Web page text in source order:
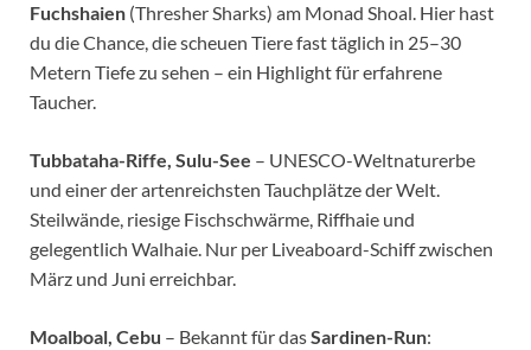
Fuchshaien (Thresher Sharks) am Monad Shoal. Hier hast
du die Chance, die scheuen Tiere fast täglich in 25–30
Metern Tiefe zu sehen – ein Highlight für erfahrene
Taucher.
Tubbataha-Riffe, Sulu-See – UNESCO-Weltnaturerbe
und einer der artenreichsten Tauchplätze der Welt.
Steilwände, riesige Fischschwärme, Riffhaie und
gelegentlich Walhaie. Nur per Liveaboard-Schiff zwischen
März und Juni erreichbar.
Moalboal, Cebu – Bekannt für dasSardinen-Run: